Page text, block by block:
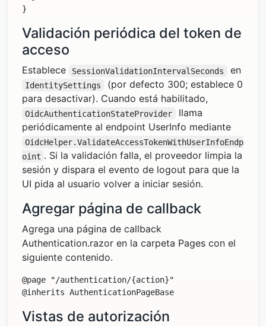
Validación periódica del token de
acceso
Establece SessionValidationIntervalSeconds en
IdentitySettings
(por defecto 300; establece 0
para desactivar). Cuando está habilitado,
OidcAuthenticationStateProvider
llama
periódicamente al endpoint UserInfo mediante
OidcHelper.ValidateAccessTokenWithUserInfoEndp
oint . Si la validación falla, el proveedor limpia la
sesión y dispara el evento de logout para que la
UI pida al usuario volver a iniciar sesión.
Agregar página de callback
Agrega una página de callback
Authentication.razor en la carpeta Pages con el
siguiente contenido.
@page "/authentication/{action}"
Vistas de autorización